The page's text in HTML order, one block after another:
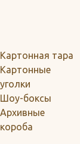
Картонная тара
Картонные
уголки
Шоу-боксы
Архивные
короба